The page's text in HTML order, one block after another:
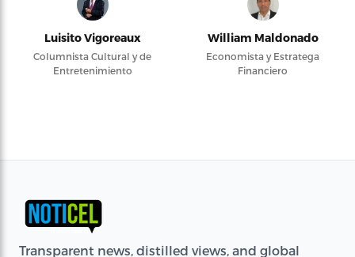
Luisito Vigoreaux
Columnista Cultural y de
Entretenimiento
William Maldonado
Economista y Estratega
Financiero
Transparent news, distilled views, and global